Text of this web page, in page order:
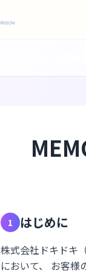
1 はじめに
株式会社ドキドキ
において、 お客様